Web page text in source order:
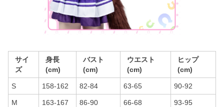
サイ
ズ
身長
(cm)
バスト
(cm)
ウエスト
(cm)
ヒップ
(cm)
S 158-162 82-84 63-65 90-92
M 163-167 86-90 66-68 93-95